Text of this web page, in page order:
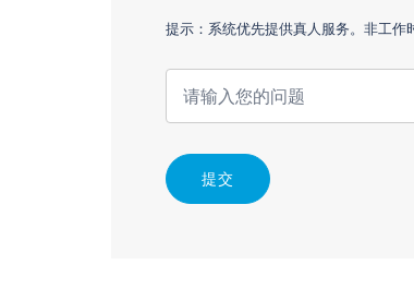
提示：系统优先提供真人服务。非工作
提交